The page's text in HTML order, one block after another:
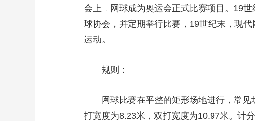
CCTV.节目官网
会上，网球成为奥运会正式比赛项目。19
球协会，并定期举行比赛，19世纪末，现
运动。
规则：
网球比赛在平整的矩形场地进行，常
打宽度为8.23米，双打宽度为10.97米。计